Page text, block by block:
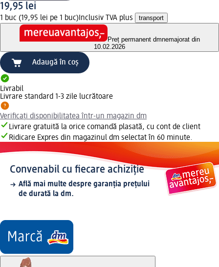
19,95 lei
1 buc (19,95 lei pe 1 buc) Inclusiv TVA plus transport
Preț permanent dmnemajorat din
10.02.2026
Adaugă în coș
Livrabil
Livrare standard 1-3 zile lucrătoare
Verificați disponibilitatea într-un magazin dm
Livrare gratuită la orice comandă plasată, cu cont de client
Ridicare Expres din magazinul dm selectat în 60 minute.
Convenabil cu fiecare achiziție
Află mai multe despre garanția prețului
de durată la dm.